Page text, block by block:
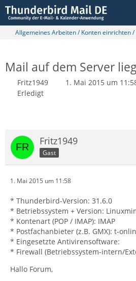
Allgemeines Arbeiten / Konten einrichten
Mail auf dem Server
Fritz1949 1. Mai 2015 um
Erledigt
Fritz1949
Gast
1. Mai 2015 um 11:58
* Thunderbird-Version: 31.6.0
* Betriebssystem + Version:
* Kontenart (POP / IMAP): IMAP
* Postfachanbieter (z.B. GMX): t-
* Eingesetzte Antivirensoftware:
* Firewall (Betriebssystem-intern/
Hallo Forum,